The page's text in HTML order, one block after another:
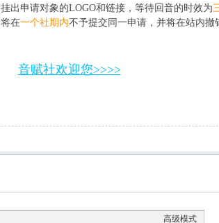
出申请对象的LOGO和链接，等待回音的时效为
在一个社期内不予提交同一申请，并将在站内撤
音赋社欢迎您>>>>
高级模式